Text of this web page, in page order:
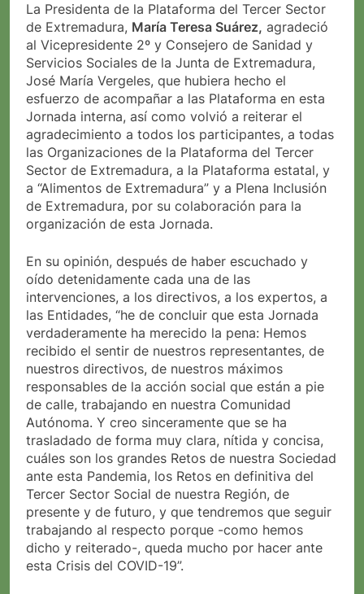
La Presidenta de la Plataforma del Tercer Sector
de Extremadura, María Teresa Suárez, agradeció
al Vicepresidente 2º y Consejero de Sanidad y
Servicios Sociales de la Junta de Extremadura,
José María Vergeles, que hubiera hecho el
esfuerzo de acompañar a las Plataforma en esta
Jornada interna, así como volvió a reiterar el
agradecimiento a todos los participantes, a todas
las Organizaciones de la Plataforma del Tercer
Sector de Extremadura, a la Plataforma estatal, y
a “Alimentos de Extremadura” y a Plena Inclusión
de Extremadura, por su colaboración para la
organización de esta Jornada.
En su opinión, después de haber escuchado y
oído detenidamente cada una de las
intervenciones, a los directivos, a los expertos, a
las Entidades, “he de concluir que esta Jornada
verdaderamente ha merecido la pena: Hemos
recibido el sentir de nuestros representantes, de
nuestros directivos, de nuestros máximos
responsables de la acción social que están a pie
de calle, trabajando en nuestra Comunidad
Autónoma. Y creo sinceramente que se ha
trasladado de forma muy clara, nítida y concisa,
cuáles son los grandes Retos de nuestra Sociedad
ante esta Pandemia, los Retos en definitiva del
Tercer Sector Social de nuestra Región, de
presente y de futuro, y que tendremos que seguir
trabajando al respecto porque -como hemos
dicho y reiterado-, queda mucho por hacer ante
esta Crisis del COVID-19”.